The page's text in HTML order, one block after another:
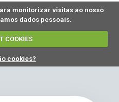
monitorizar visitas ao nosso
dados pessoais.
COOKIES
cookies?